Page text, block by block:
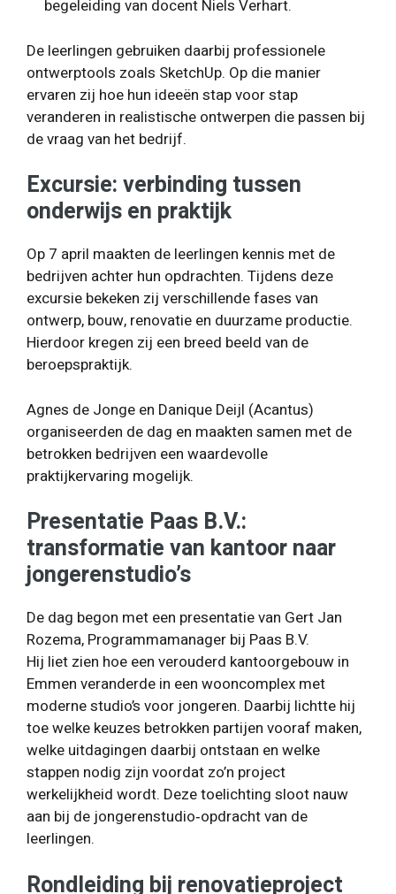
begeleiding van docent Niels Verhart.
De leerlingen gebruiken daarbij professionele
ontwerptools zoals SketchUp. Op die manier
ervaren zij hoe hun ideeën stap voor stap
veranderen in realistische ontwerpen die passen bij
de vraag van het bedrijf.
Excursie: verbinding tussen
onderwijs en praktijk
Op 7 april maakten de leerlingen kennis met de
bedrijven achter hun opdrachten. Tijdens deze
excursie bekeken zij verschillende fases van
ontwerp, bouw, renovatie en duurzame productie.
Hierdoor kregen zij een breed beeld van de
beroepspraktijk.
Agnes de Jonge en Danique Deijl (Acantus)
organiseerden de dag en maakten samen met de
betrokken bedrijven een waardevolle
praktijkervaring mogelijk.
Presentatie Paas B.V.:
transformatie van kantoor naar
jongerenstudio’s
De dag begon met een presentatie van Gert Jan
Rozema, Programmamanager bij Paas B.V.
Hij liet zien hoe een verouderd kantoorgebouw in
Emmen veranderde in een wooncomplex met
moderne studio’s voor jongeren. Daarbij lichtte hij
toe welke keuzes betrokken partijen vooraf maken,
welke uitdagingen daarbij ontstaan en welke
stappen nodig zijn voordat zo’n project
werkelijkheid wordt. Deze toelichting sloot nauw
aan bij de jongerenstudio‑opdracht van de
leerlingen.
Rondleiding bij renovatieproject